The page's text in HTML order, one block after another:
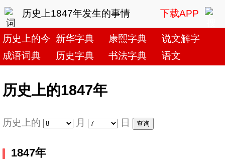
历史上1847年发生的事情 下载APP
历史上的今天新华字典 康熙字典
说文解字
成语词典
历史字典 书法字典 语文
历史上的1847年
历史上的 月 日
1847年